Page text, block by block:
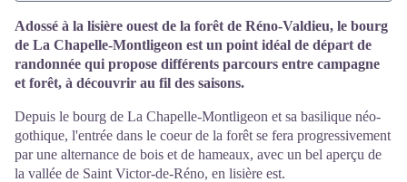
Adossé à la lisière ouest de la forêt de Réno-Valdieu, le bourg
de La Chapelle-Montligeon est un point idéal de départ de
randonnée qui propose différents parcours entre campagne
et forêt, à découvrir au fil des saisons.
Depuis le bourg de La Chapelle-Montligeon et sa basilique néo-
gothique, l'entrée dans le coeur de la forêt se fera progressivement
par une alternance de bois et de hameaux, avec un bel aperçu de
la vallée de Saint Victor-de-Réno, en lisière est.